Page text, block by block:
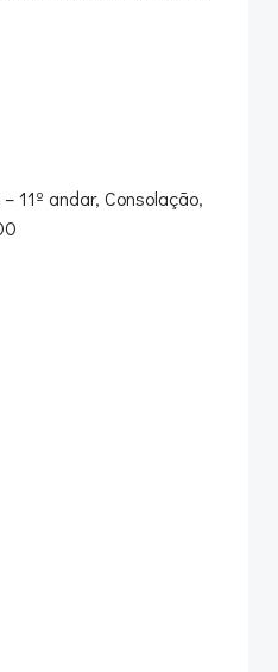
11º andar, Consolação,